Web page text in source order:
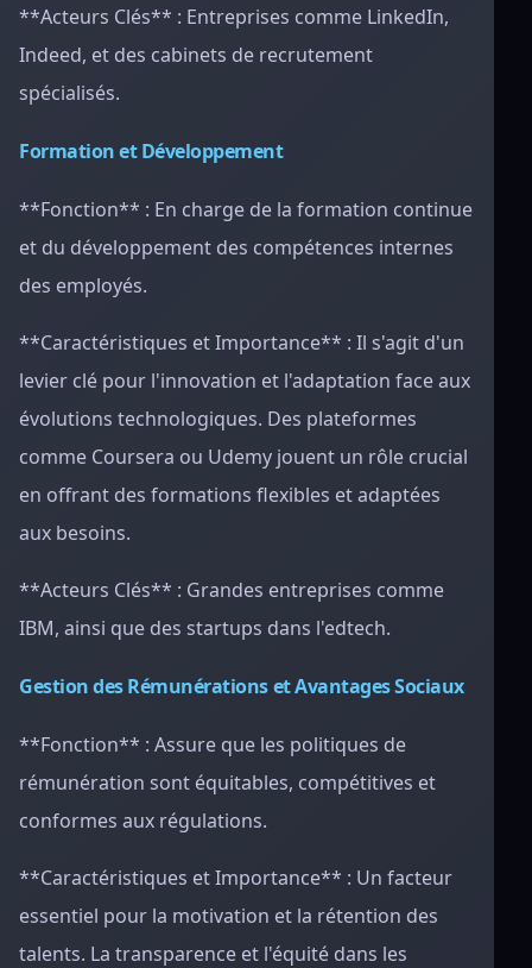
**Acteurs Clés** : Entreprises comme LinkedIn,
Indeed, et des cabinets de recrutement
spécialisés.
Formation et Développement
**Fonction** : En charge de la formation continue
et du développement des compétences internes
des employés.
**Caractéristiques et Importance** : Il s'agit d'un
levier clé pour l'innovation et l'adaptation face aux
évolutions technologiques. Des plateformes
comme Coursera ou Udemy jouent un rôle crucial
en offrant des formations flexibles et adaptées
aux besoins.
**Acteurs Clés** : Grandes entreprises comme
IBM, ainsi que des startups dans l'edtech.
Gestion des Rémunérations et Avantages Sociaux
**Fonction** : Assure que les politiques de
rémunération sont équitables, compétitives et
conformes aux régulations.
**Caractéristiques et Importance** : Un facteur
essentiel pour la motivation et la rétention des
talents. La transparence et l'équité dans les